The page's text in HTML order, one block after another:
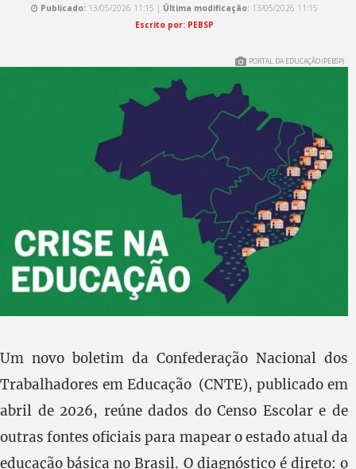
Publicado: 13/05/2026 11:15 | Última modificação: 13/05/2026 11:15
Escrito por: PEBSP
PORTAL DA EDUCAÇÃO (PEBSP)
Um novo boletim da Confederação Nacional dos
Trabalhadores em Educação (CNTE), publicado em
abril de 2026, reúne dados do Censo Escolar e de
outras fontes oficiais para mapear o estado atual da
educação básica no Brasil. O diagnóstico é direto: o